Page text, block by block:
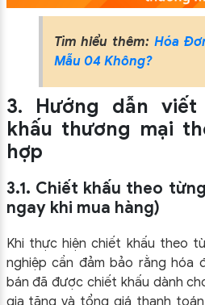
Tìm hiểu thêm:Hóa
Mẫu 04 Không?
3. Hướng dẫn
khấu thương mại
hợp
3.1. Chiết khấu theo
ngay khi mua hàng)
Khi thực hiện chiết khấu theo
nghiệp cần đảm bảo rằng hóa
bán đã được chiết khấu dành